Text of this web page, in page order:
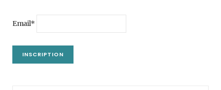
Email*